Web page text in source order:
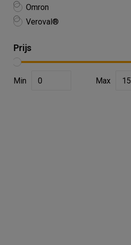
Omron
Veroval®
Prijs
Min Max